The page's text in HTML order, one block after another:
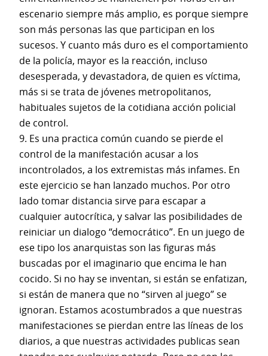
escenario siempre más amplio, es porque siempre
son más personas las que participan en los
sucesos. Y cuanto más duro es el comportamiento
de la policía, mayor es la reacción, incluso
desesperada, y devastadora, de quien es víctima,
más si se trata de jóvenes metropolitanos,
habituales sujetos de la cotidiana acción policial
de control.
9. Es una practica común cuando se pierde el
control de la manifestación acusar a los
incontrolados, a los extremistas más infames. En
este ejercicio se han lanzado muchos. Por otro
lado tomar distancia sirve para escapar a
cualquier autocrítica, y salvar las posibilidades de
reiniciar un dialogo “democrático”. En un juego de
ese tipo los anarquistas son las figuras más
buscadas por el imaginario que encima le han
cocido. Si no hay se inventan, si están se enfatizan,
si están de manera que no “sirven al juego” se
ignoran. Estamos acostumbrados a que nuestras
manifestaciones se pierdan entre las líneas de los
diarios, a que nuestras actividades publicas sean